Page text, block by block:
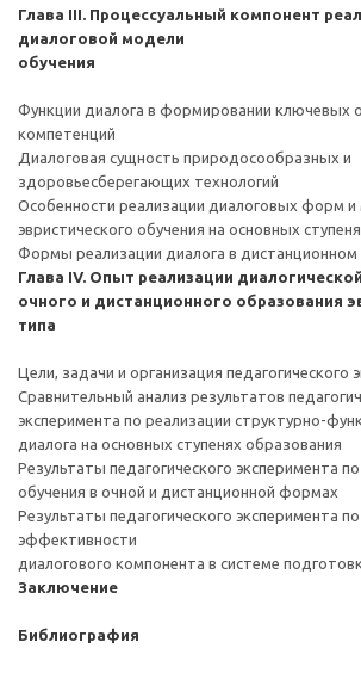
Глава III. Процессуальный компонент
диалоговой модели
обучения
Функции диалога в формировании ключевых
компетенций
Диалоговая сущность природосообразных и
здоровьесберегающих технологий
Особенности реализации диалоговых форм
эвристического обучения на основных
Формы реализации диалога в дистанционном
Глава IV. Опыт реализации
очного и дистанционного образования
типа
Цели, задачи и организация педагогического
Сравнительный анализ результатов
эксперимента по реализации структурно-
диалога на основных ступенях образования
Результаты педагогического эксперимента
обучения в очной и дистанционной формах
Результаты педагогического эксперимента
эффективности
диалогового компонента в системе
Заключение
Библиография